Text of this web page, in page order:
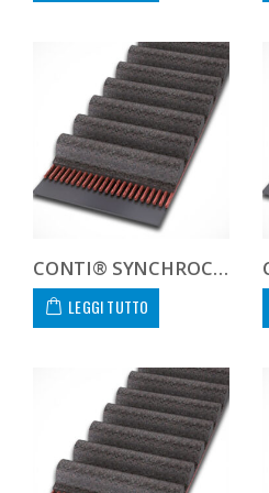
CONTI® SYNCHROCOLOR CXA HTD141610COLCXA CUSTOM
LEGGI TUTTO